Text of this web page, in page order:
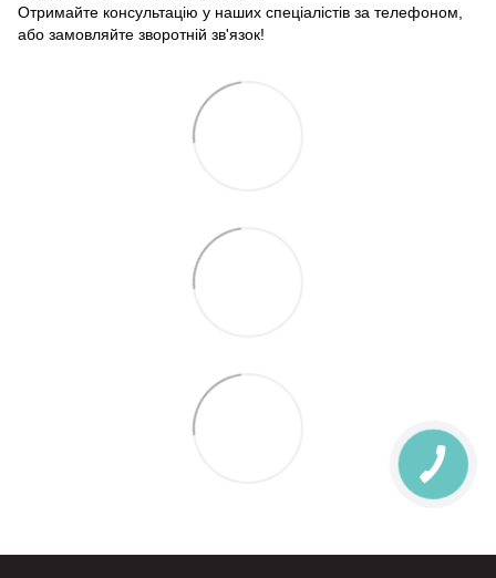
Отримайте консультацію у наших спеціалістів за телефоном,
або замовляйте зворотній зв'язок!